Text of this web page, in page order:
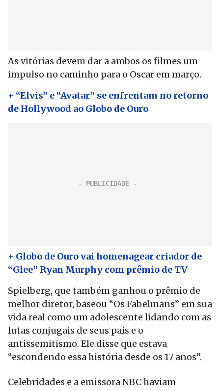
As vitórias devem dar a ambos os filmes um
impulso no caminho para o Oscar em março.
+ “Elvis” e “Avatar” se enfrentam no retorno
de Hollywood ao Globo de Ouro
+ Globo de Ouro vai homenagear criador de
“Glee” Ryan Murphy com prêmio de TV
Spielberg, que também ganhou o prêmio de
melhor diretor, baseou “Os Fabelmans” em sua
vida real como um adolescente lidando com as
lutas conjugais de seus pais e o
antissemitismo. Ele disse que estava
“escondendo essa história desde os 17 anos”.
Celebridades e a emissora NBC haviam